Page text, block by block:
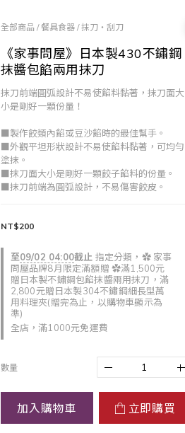
全部商品 /餐具食器/抹刀・刮刀
《家事問屋》日本製430不鏽鋼
抹醬包餡兩用抹刀
抹刀前端圓弧設計不易使餡料黏著，抹刀面大
小是剛好一顆份量！
■製作餃類內餡或豆沙餡時的最佳幫手。
■外觀平坦形狀設計不易使餡料黏著，可均勻
塗抹。
■抹刀面大小是剛好一顆餃子餡料的份量。
■抹刀前端為圓弧設計，不易傷害餃皮。
至09/02 04:00截止 指定分類，✿ 家事
問屋品牌8月限定滿額贈 ✿滿1,500元
贈日本製不鏽鋼包餡抹醬兩用抹刀，滿
2,800元贈日本製304不鏽鋼細長型萬
用料理夾(贈完為止，以購物車顯示為
準)
全店，滿1000元免運費
NT$200
數量
加入購物車 立即購買